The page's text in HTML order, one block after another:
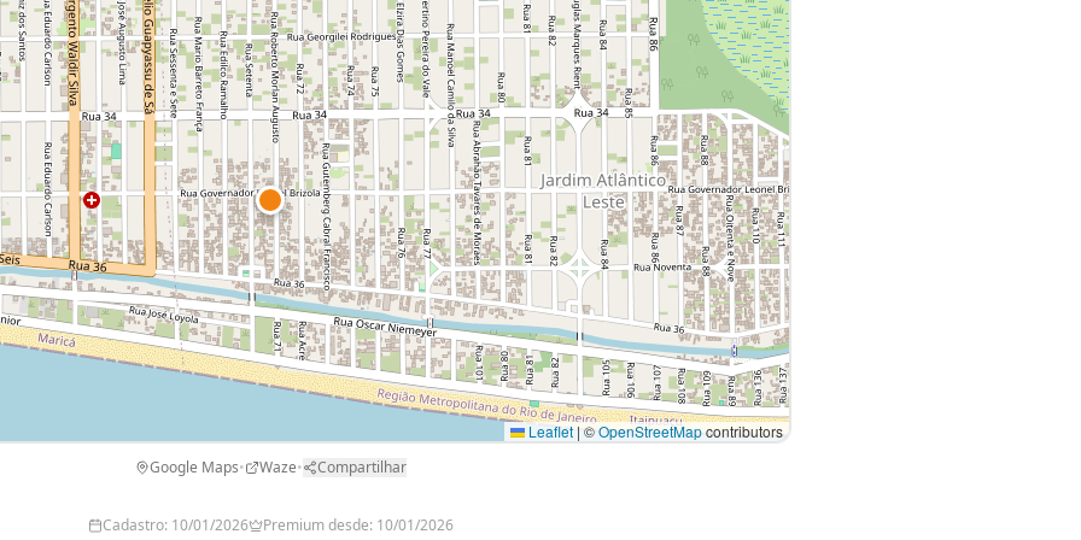
Leaflet | ©OpenStreetMapcontributors
Google Maps• Waze• Compartilhar
Cadastro: 10/01/2026 Premium desde: 10/01/2026